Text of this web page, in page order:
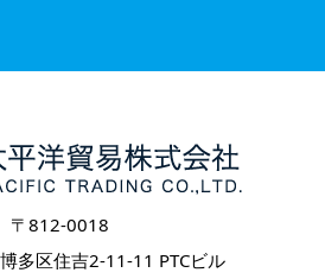
品
〒812-0018
多区住吉2-11-11 PTCビル